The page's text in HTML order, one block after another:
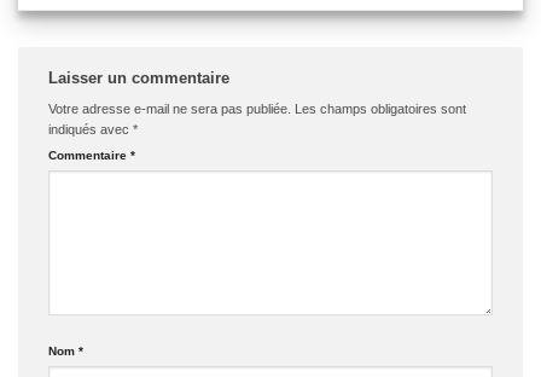
Laisser un commentaire
Votre adresse e-mail ne sera pas publiée. Les champs obligatoires sont
indiqués avec *
Commentaire *
Nom *